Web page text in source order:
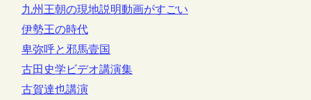
九州王朝の現地説明動画がすごい
伊勢王の時代
卑弥呼と邪馬壹国
古田史学ビデオ講演集
古賀達也講演